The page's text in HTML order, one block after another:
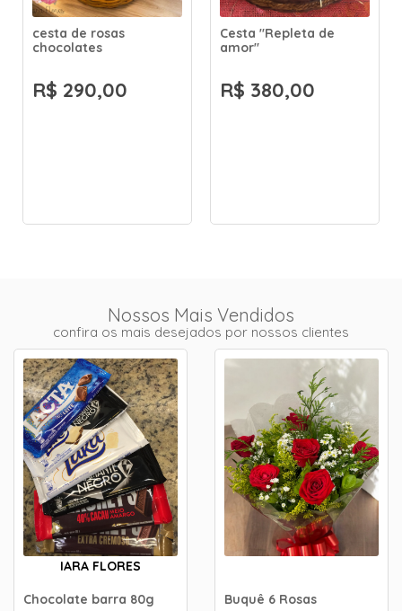
cesta de rosas
chocolates
R$ 290,00
Cesta "Repleta de
amor"
R$ 380,00
Nossos Mais Vendidos
confira os mais desejados por nossos clientes
IARA FLORES
Chocolate barra 80g Buquê 6 Rosas